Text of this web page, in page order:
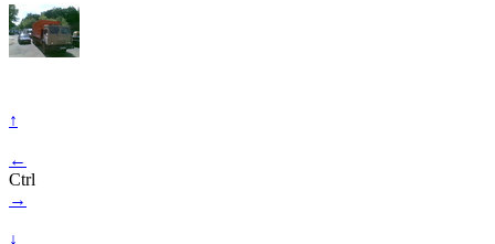
↑
←
Ctrl
→
↓